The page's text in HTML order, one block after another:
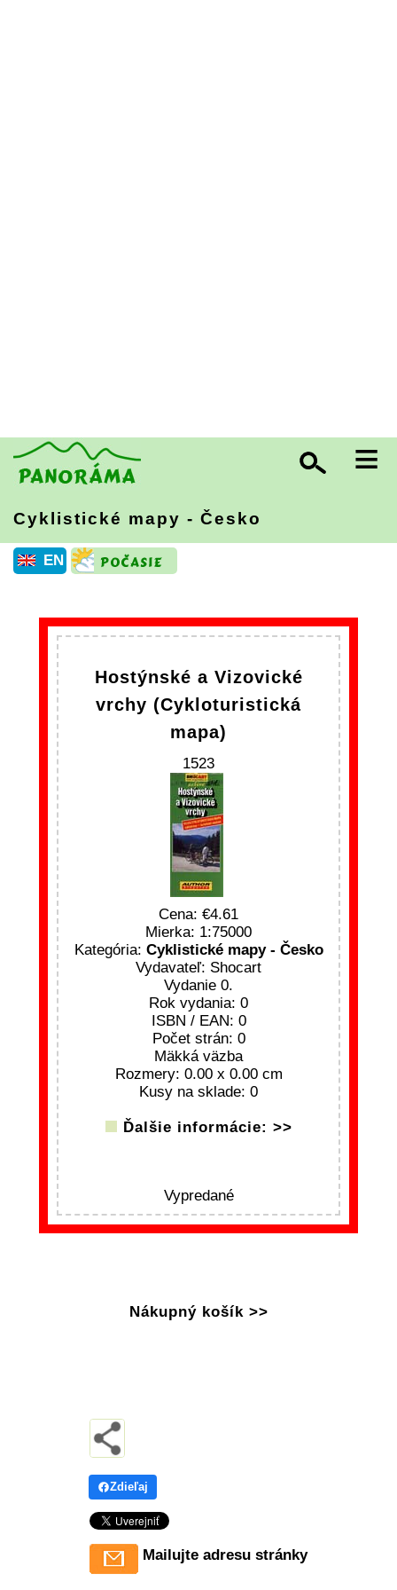
≡
Cyklistické mapy - Česko
EN
Hostýnské a Vizovické
vrchy (Cykloturistická
mapa)
1523
Cena:
4.61
Mierka: 1:75000
Kategória: Cyklistické mapy - Česko
Vydavateľ: Shocart
Vydanie 0.
Rok vydania: 0
ISBN / EAN: 0
Počet strán: 0
Mäkká väzba
Rozmery: 0.00 x 0.00 cm
Kusy na sklade: 0
Ďalšie informácie: >>
Vypredané
Nákupný košík >>
Zdieľaj
Mailujte adresu stránky